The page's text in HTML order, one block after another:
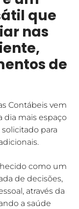
que
nas
de
Contábeis vem
dia mais espaço
para
como um
de decisões,
através da
a saúde